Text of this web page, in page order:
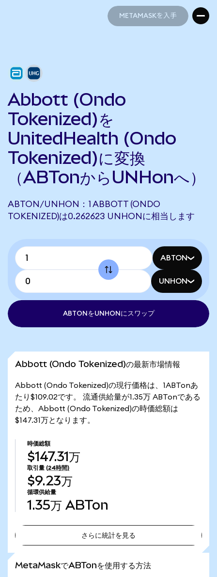
METAMASKを入手
Abbott (Ondo
Tokenized)を
UnitedHealth (Ondo
Tokenized)に変換
（ABTonからUNHonへ）
ABTON/UNHON：1 ABBOTT (ONDO
TOKENIZED)は0.262623 UNHONに相当します
ABTON
UNHON
ABTONをUNHONにスワップ
Abbott (Ondo Tokenized)の最新市場情報
Abbott (Ondo Tokenized)の現行価格は、1ABTonあ
たり$109.02です。 流通供給量が1.35万 ABTonである
ため、Abbott (Ondo Tokenized)の時価総額は
$147.31万となります。
時価総額
$147.31万
取引量 (24時間)
$9.23万
循環供給量
1.35万 ABTon
さらに統計を見る
MetaMaskでABTonを使用する方法